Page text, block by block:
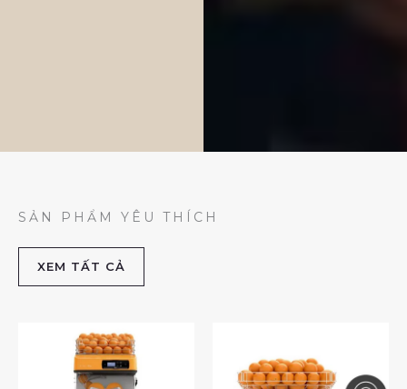
SẢN PHẨM YÊU THÍCH
XEM TẤT CẢ